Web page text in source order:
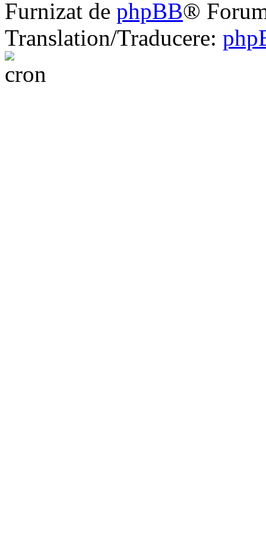
Furnizat de phpBB®
Translation/Traducere: